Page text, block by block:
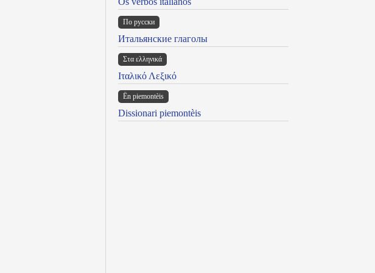
По русски
Итальянские глаголы
Στα ελληνικά
Ιταλικό Λεξικό
Ën piemontèis
Dissionari piemontèis